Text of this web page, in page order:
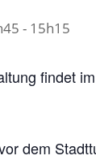
- 15h15
findet
dem